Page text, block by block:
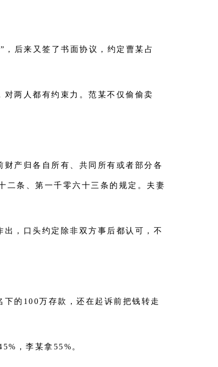
后来又签了书面协议，约定曹某占
两人都有约束力。范某不仅偷偷卖
财产归各自所有、共同所有或者部分各
二条、第一千零六十三条的规定。夫妻
，口头约定除非双方事后都认可，不
的100万存款，还在起诉前把钱转走
，李某拿55%。